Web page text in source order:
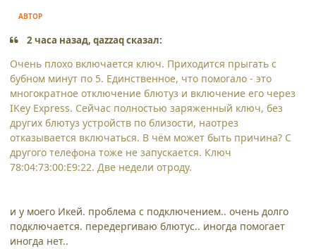
АВТОР
2 часа назад, qazzaq сказал:
Очень плохо включается ключ. Приходится прыгать с
бубном минут по 5. Единственное, что помогало - это
многократное отключение блютуз и включение его через
IKey Express. Сейчас полностью заряженный ключ, без
других блютуз устройств по близости, наотрез
отказывается включаться. В чём может быть причина? С
другого телефона тоже не запускается. Ключ
78:04:73:00:E9:22. Две недели отроду.
и у моего Икей. проблема с подключением.. очень долго
подключается. передергиваю блютус.. иногда помогает
иногда нет..